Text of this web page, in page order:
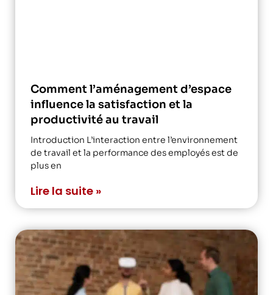
Comment l’aménagement d’espace
influence la satisfaction et la
productivité au travail
Introduction L’interaction entre l’environnement
de travail et la performance des employés est de
plus en
Lire la suite »